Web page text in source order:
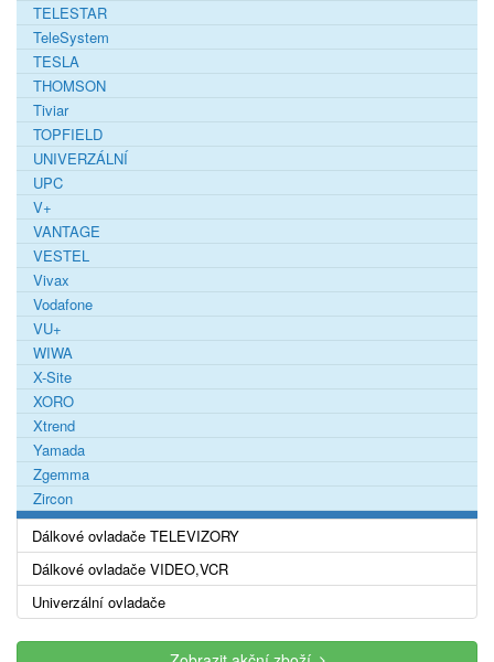
TELESTAR
TeleSystem
TESLA
THOMSON
Tiviar
TOPFIELD
UNIVERZÁLNÍ
UPC
V+
VANTAGE
VESTEL
Vivax
Vodafone
VU+
WIWA
X-Site
XORO
Xtrend
Yamada
Zgemma
Zircon
Dálkové ovladače TELEVIZORY
Dálkové ovladače VIDEO,VCR
Univerzální ovladače